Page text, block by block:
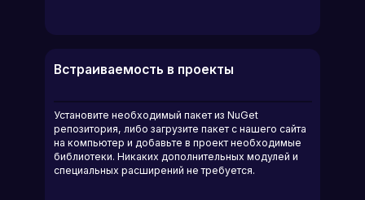
Встраиваемость в проекты
Установите необходимый пакет из NuGet
репозитория, либо загрузите пакет с нашего сайта
на компьютер и добавьте в проект необходимые
библиотеки. Никаких дополнительных модулей и
специальных расширений не требуется.